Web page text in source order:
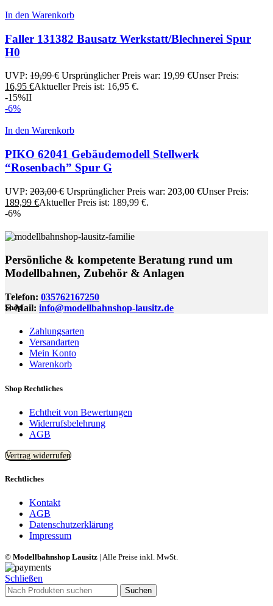
In den Warenkorb
Faller 131382 Bausatz Werkstatt/Blechnerei Spur
H0
UVP: 19,99€ Ursprünglicher Preis war: 19,99 €Unser Preis:
16,95 €Aktueller Preis ist: 16,95 €.
-15%II
-6%
In den Warenkorb
PIKO 62041 Gebäudemodell Stellwerk
“Rosenbach” Spur G
UVP: 203,00€ Ursprünglicher Preis war: 203,00 €Unser Preis:
189,99 €Aktueller Preis ist: 189,99 €.
-6%
Persönliche & kompetente Beratung rund um
Modellbahnen, Zubehör & Anlagen
Telefon: 035762167250
E-Mail: info@modellbahnshop-lausitz.de
Shop
Zahlungsarten
Versandarten
Mein Konto
Warenkorb
Shop Rechtliches
Echtheit von Bewertungen
Widerrufsbelehrung
AGB
Vertrag widerrufen
Rechtliches
Kontakt
AGB
Datenschutzerklärung
Impressum
© Modellbahnshop Lausitz | Alle Preise inkl. MwSt.
Schließen
Suchen